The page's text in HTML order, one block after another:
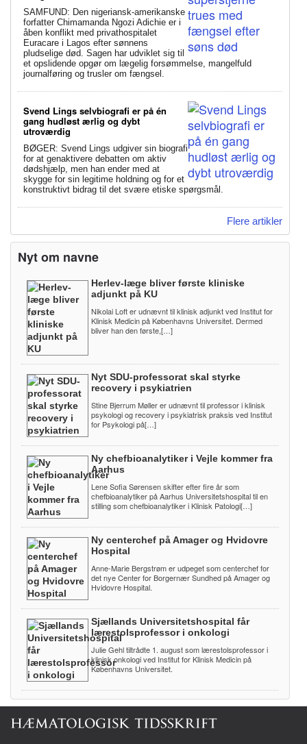
SAMFUND: Den nigeriansk-amerikanske
forfatter Chimamanda Ngozi Adichie er i
åben konflikt med privathospitalet
Euracare i Lagos efter sønnens
pludselige død. Sagen har udviklet sig til
et opslidende opgør om lægelig forsømmelse, mangelfuld
journalføring og trusler om fængsel.
Svend Lings selvbiografi er på én
gang hudløst ærlig og dybt
utroværdig
BØGER: Svend Lings udgiver sin biografi
for at genaktivere debatten om aktiv
dødshjælp, men han ender med at
skygge for sin legitime holdning og for et
konstruktivt bidrag til det svære etiske spørgsmål.
Flere artikler
Nyt om navne
Herlev-læge bliver første kliniske
adjunkt på KU
Nikolai Loft er udnævnt til klinisk adjunkt ved Institut for
Klinisk Medicin på Københavns Universitet. Dermed
bliver han den første,[…]
Nyt SDU-professorat skal styrke
recovery i psykiatrien
Stine Bjerrum Møller er udnævnt til professor i klinisk
psykologi og recovery i psykiatrisk praksis ved Institut
for Psykologi på[…]
Ny chefbioanalytiker i Vejle kommer fra
Aarhus
Lene Sofia Sørensen skifter efter fire år som
chefbioanalytiker på Aarhus Universitetshospital til en
stilling som chefbioanalytiker i Klinisk Patologi[…]
Ny centerchef på Amager og Hvidovre
Hospital
Anne-Marie Bergstrøm er udpeget som centerchef for
det nye Center for Borgernær Sundhed på Amager og
Hvidovre Hospital.
Sjællands Universitetshospital får
lærestolsprofessor i onkologi
Julie Gehl tiltrådte 1. august som lærestolsprofessor i
klinisk onkologi ved Institut for Klinisk Medicin på
Københavns Universitet.